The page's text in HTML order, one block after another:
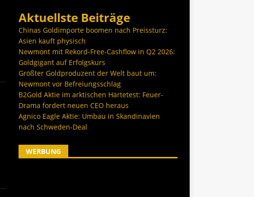
Aktuellste Beiträge
Chinas Goldimporte boomen nach Preissturz:
Asien kauft physisch
Newmont mit Rekord-Free-Cashflow in Q2 2026:
Goldgigant auf Erfolgskurs
Größter Goldproduzent der Welt baut um:
Newmont vor Befreiungsschlag
B2Gold Aktie im arktischen Härtetest: Feuer-
Drama fordert neuen CEO heraus
Agnico Eagle Aktie: Umbau in Skandinavien
nach Schweden-Deal
WERBUNG